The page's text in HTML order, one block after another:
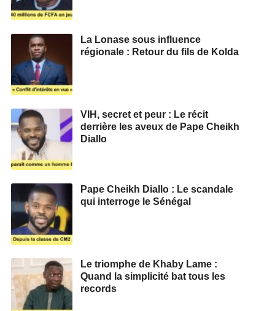
La Lonase sous influence
régionale : Retour du fils de Kolda
VIH, secret et peur : Le récit
derrière les aveux de Pape Cheikh
Diallo
Pape Cheikh Diallo : Le scandale
qui interroge le Sénégal
Le triomphe de Khaby Lame :
Quand la simplicité bat tous les
records